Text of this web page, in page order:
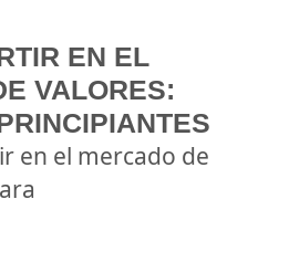
EN EL
VALORES:
en el mercado de